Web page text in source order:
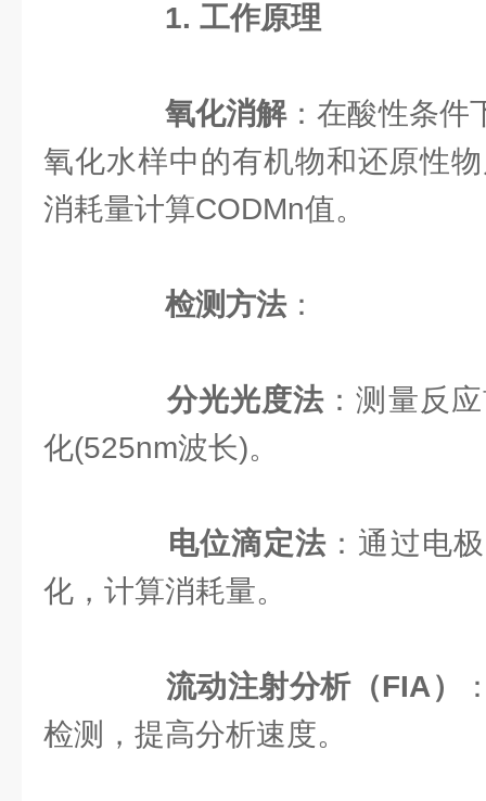
1. 工作原理
氧化消解：在酸性条件
氧化水样中的有机物和还原性
消耗量计算CODMn值。
检测方法：
分光光度法 ：测量反
化(525nm波长)。
电位滴定法 ：通过电
化，计算消耗量。
流动注射分析（FIA）
检测，提高分析速度。